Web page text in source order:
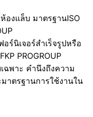
องแล็บ มาตรฐานISO
ร์นิเจอร์สำเร็จรูปหรือ
PROGROUP
ฉพาะ คำนึงถึงความ
าตรฐานการใช้งานใน